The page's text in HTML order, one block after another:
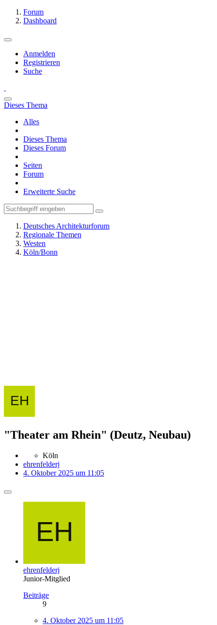
Forum
Dashboard
Anmelden
Registrieren
Suche
Dieses Thema
Alles
Dieses Thema
Dieses Forum
Seiten
Forum
Erweiterte Suche
Deutsches Architekturforum
Regionale Themen
Westen
Köln/Bonn
"Theater am Rhein" (Deutz, Neubau)
Köln
ehrenfelderj
4. Oktober 2025 um 11:05
ehrenfelderj
Junior-Mitglied
Beiträge
9
4. Oktober 2025 um 11:05